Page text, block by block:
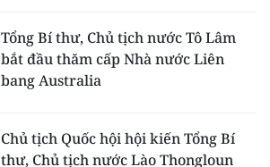
Tổng Bí thư, Chủ tịch nước Tô Lâm
bắt đầu thăm cấp Nhà nước Liên
bang Australia
Chủ tịch Quốc hội hội kiến Tổng Bí
thư, Chủ tịch nước Lào Thongloun